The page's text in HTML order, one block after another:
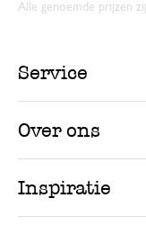
Alle genoemde prijzen
Service
Over ons
Inspiratie